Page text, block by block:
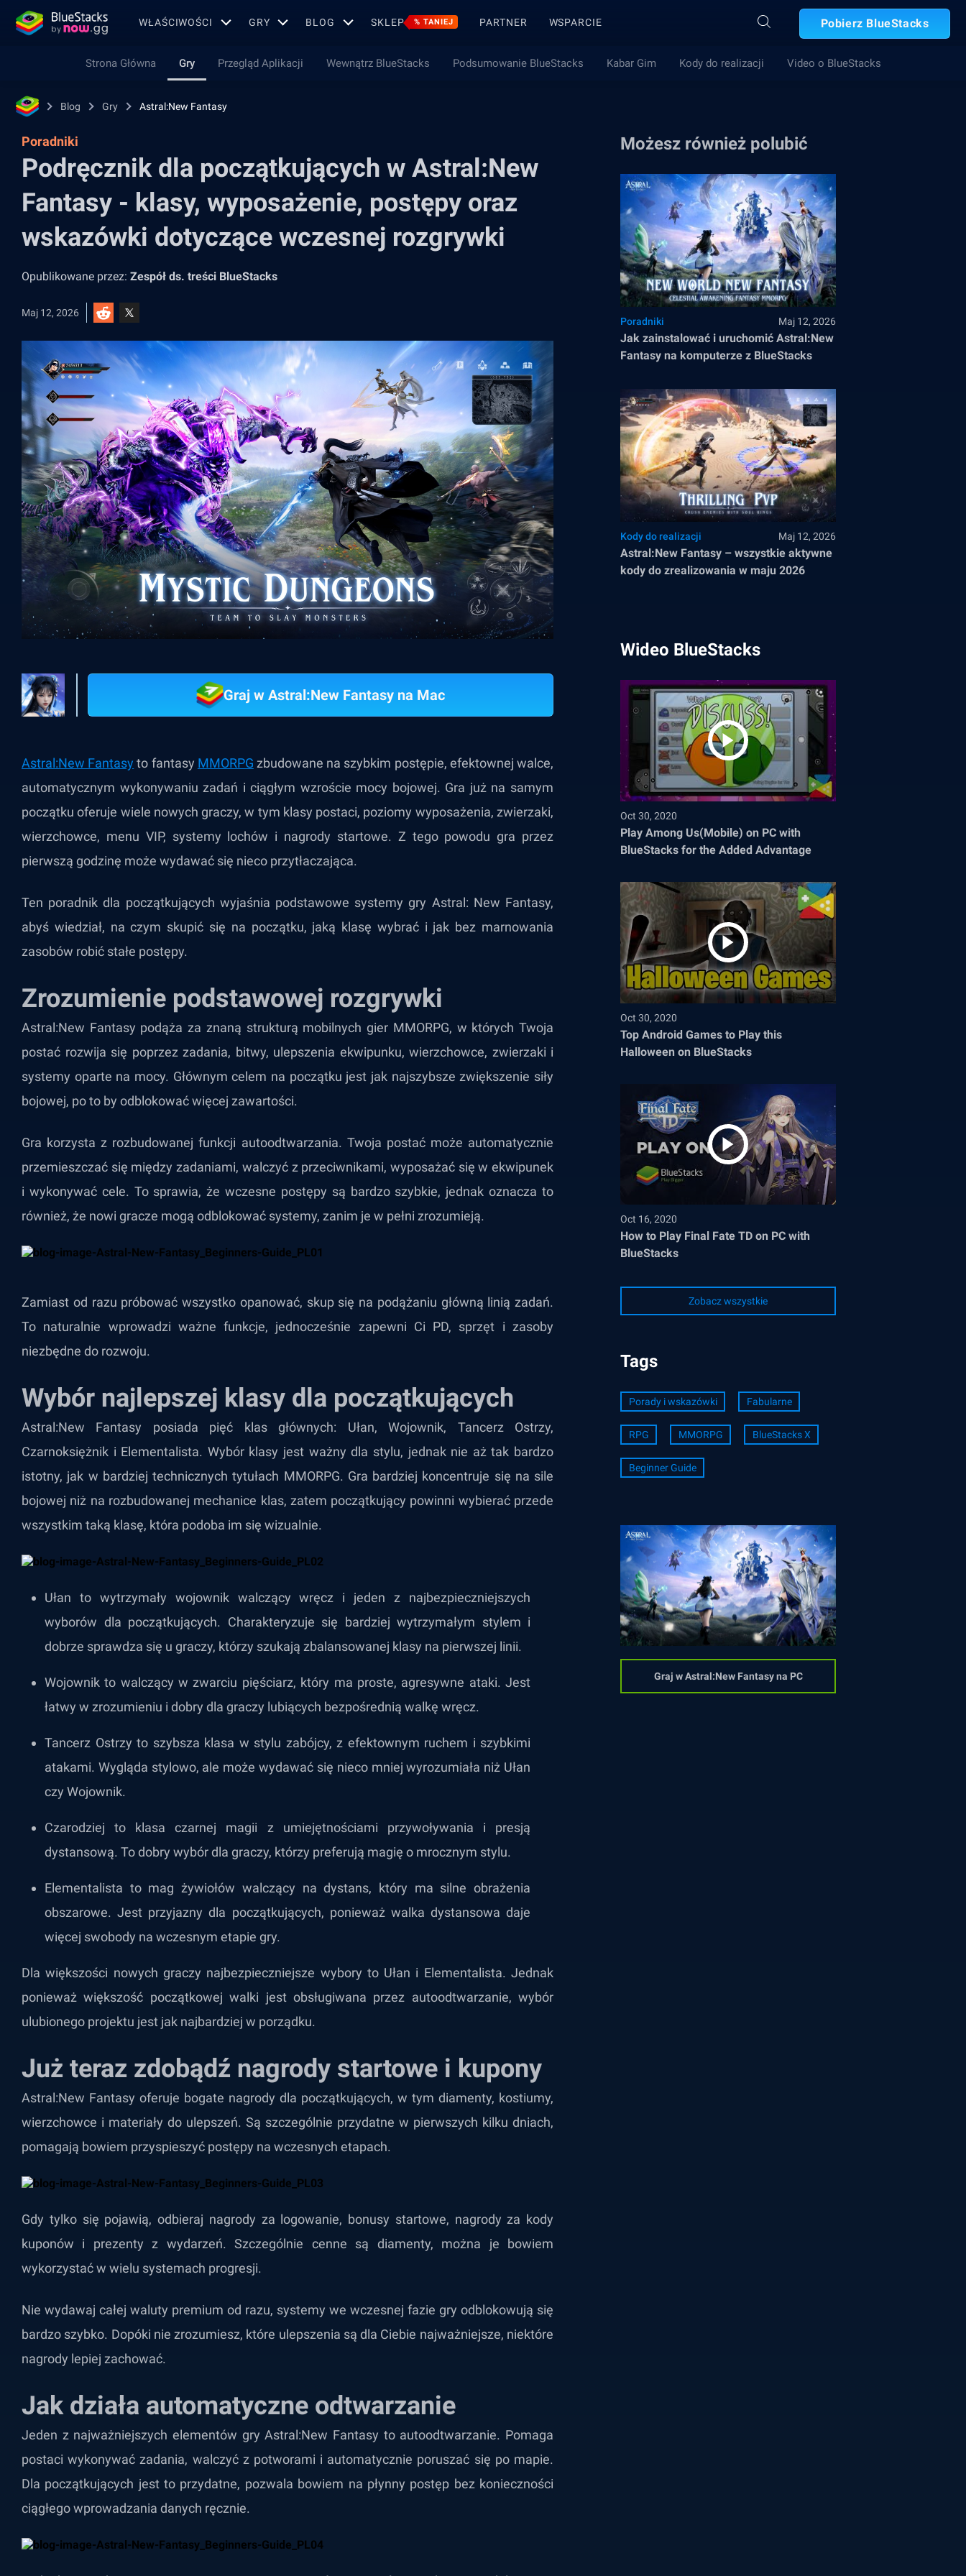
WŁAŚCIWOŚCI GRY BLOG SKLEP % TANIEJ PARTNER WSPARCIE Pobierz BlueStacks
Strona Główna Gry Przegląd Aplikacji Wewnątrz BlueStacks Podsumowanie BlueStacks Kabar Gim Kody do realizacji Video o BlueStacks
Blog Gry Astral:New Fantasy
Poradniki
Podręcznik dla początkujących w Astral:New
Fantasy - klasy, wyposażenie, postępy oraz
wskazówki dotyczące wczesnej rozgrywki
Opublikowane przez: Zespół ds. treści BlueStacks
Maj 12, 2026
Graj w Astral:New Fantasy na Mac
Astral:New Fantasy to fantasy MMORPG zbudowane na szybkim postępie, efektownej walce,
automatycznym wykonywaniu zadań i ciągłym wzroście mocy bojowej. Gra już na samym
początku oferuje wiele nowych graczy, w tym klasy postaci, poziomy wyposażenia, zwierzaki,
wierzchowce, menu VIP, systemy lochów i nagrody startowe. Z tego powodu gra przez
pierwszą godzinę może wydawać się nieco przytłaczająca.
Ten poradnik dla początkujących wyjaśnia podstawowe systemy gry Astral: New Fantasy,
abyś wiedział, na czym skupić się na początku, jaką klasę wybrać i jak bez marnowania
zasobów robić stałe postępy.
Zrozumienie podstawowej rozgrywki
Astral:New Fantasy podąża za znaną strukturą mobilnych gier MMORPG, w których Twoja
postać rozwija się poprzez zadania, bitwy, ulepszenia ekwipunku, wierzchowce, zwierzaki i
systemy oparte na mocy. Głównym celem na początku jest jak najszybsze zwiększenie siły
bojowej, po to by odblokować więcej zawartości.
Gra korzysta z rozbudowanej funkcji autoodtwarzania. Twoja postać może automatycznie
przemieszczać się między zadaniami, walczyć z przeciwnikami, wyposażać się w ekwipunek
i wykonywać cele. To sprawia, że ​​wczesne postępy są bardzo szybkie, jednak oznacza to
również, że nowi gracze mogą odblokować systemy, zanim je w pełni zrozumieją.
Zamiast od razu próbować wszystko opanować, skup się na podążaniu główną linią zadań.
To naturalnie wprowadzi ważne funkcje, jednocześnie zapewni Ci PD, sprzęt i zasoby
niezbędne do rozwoju.
Wybór najlepszej klasy dla początkujących
Astral:New Fantasy posiada pięć klas głównych: Ułan, Wojownik, Tancerz Ostrzy,
Czarnoksiężnik i Elementalista. Wybór klasy jest ważny dla stylu, jednak nie aż tak bardzo
istotny, jak w bardziej technicznych tytułach MMORPG. Gra bardziej koncentruje się na sile
bojowej niż na rozbudowanej mechanice klas, zatem początkujący powinni wybierać przede
wszystkim taką klasę, która podoba im się wizualnie.
Ułan to wytrzymały wojownik walczący wręcz i jeden z najbezpieczniejszych
wyborów dla początkujących. Charakteryzuje się bardziej wytrzymałym stylem i
dobrze sprawdza się u graczy, którzy szukają zbalansowanej klasy na pierwszej linii.
Wojownik to walczący w zwarciu pięściarz, który ma proste, agresywne ataki. Jest
łatwy w zrozumieniu i dobry dla graczy lubiących bezpośrednią walkę wręcz.
Tancerz Ostrzy to szybsza klasa w stylu zabójcy, z efektownym ruchem i szybkimi
atakami. Wygląda stylowo, ale może wydawać się nieco mniej wyrozumiała niż Ułan
czy Wojownik.
Czarodziej to klasa czarnej magii z umiejętnościami przywoływania i presją
dystansową. To dobry wybór dla graczy, którzy preferują magię o mrocznym stylu.
Elementalista to mag żywiołów walczący na dystans, który ma silne obrażenia
obszarowe. Jest przyjazny dla początkujących, ponieważ walka dystansowa daje
więcej swobody na wczesnym etapie gry.
Dla większości nowych graczy najbezpieczniejsze wybory to Ułan i Elementalista. Jednak
ponieważ większość początkowej walki jest obsługiwana przez autoodtwarzanie, wybór
ulubionego projektu jest jak najbardziej w porządku.
Już teraz zdobądź nagrody startowe i kupony
Astral:New Fantasy oferuje bogate nagrody dla początkujących, w tym diamenty, kostiumy,
wierzchowce i materiały do ​​ulepszeń. Są szczególnie przydatne w pierwszych kilku dniach,
pomagają bowiem przyspieszyć postępy na wczesnych etapach.
Gdy tylko się pojawią, odbieraj nagrody za logowanie, bonusy startowe, nagrody za kody
kuponów i prezenty z wydarzeń. Szczególnie cenne są diamenty, można je bowiem
wykorzystać w wielu systemach progresji.
Nie wydawaj całej waluty premium od razu, systemy we wczesnej fazie gry odblokowują się
bardzo szybko. Dopóki nie zrozumiesz, które ulepszenia są dla Ciebie najważniejsze, niektóre
nagrody lepiej zachować.
Jak działa automatyczne odtwarzanie
Jeden z najważniejszych elementów gry Astral:New Fantasy to autoodtwarzanie. Pomaga
postaci wykonywać zadania, walczyć z potworami i automatycznie poruszać się po mapie.
Dla początkujących jest to przydatne, pozwala bowiem na płynny postęp bez konieczności
ciągłego wprowadzania danych ręcznie.
Możesz również polubić
Poradniki Maj 12, 2026
Jak zainstalować i uruchomić Astral:New
Fantasy na komputerze z BlueStacks
Kody do realizacji Maj 12, 2026
Astral:New Fantasy – wszystkie aktywne
kody do zrealizowania w maju 2026
Wideo BlueStacks
Oct 30, 2020
Play Among Us(Mobile) on PC with
BlueStacks for the Added Advantage
Oct 30, 2020
Top Android Games to Play this
Halloween on BlueStacks
Oct 16, 2020
How to Play Final Fate TD on PC with
BlueStacks
Zobacz wszystkie
Tags
Porady i wskazówki Fabularne
RPG MMORPG BlueStacks X
Beginner Guide
Graj w Astral:New Fantasy na PC